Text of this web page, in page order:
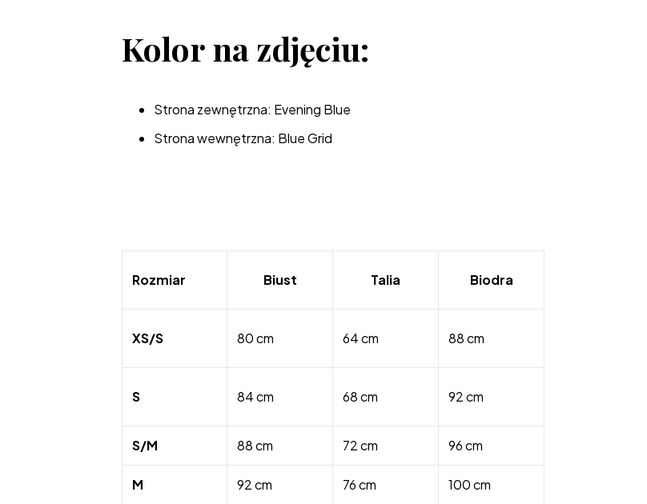
Kolor na zdjęciu:
Strona zewnętrzna: Evening Blue
Strona wewnętrzna: Blue Grid
Rozmiar Biust Talia Biodra
XS/S 80 cm 64 cm 88 cm
S 84 cm 68 cm 92 cm
S/M 88 cm 72 cm 96 cm
M 92 cm 76 cm 100 cm